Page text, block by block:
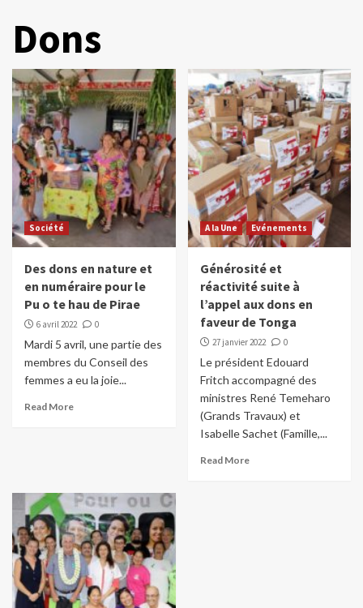
Dons
Société
Des dons en nature et
en numéraire pour le
Pu o te hau de Pirae
6 avril 2022 0
Mardi 5 avril, une partie des
membres du Conseil des
femmes a eu la joie...
Read More
A la Une Evénements
Générosité et
réactivité suite à
l’appel aux dons en
faveur de Tonga
27 janvier 2022 0
Le président Edouard
Fritch accompagné des
ministres René Temeharo
(Grands Travaux) et
Isabelle Sachet (Famille,...
Read More